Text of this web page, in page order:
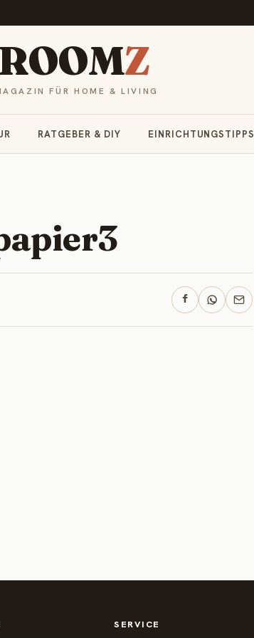
Z
FÜR HOME & LIVING
RATGEBER & DIY EINRICHTUNGSTIPPS
SERVICE